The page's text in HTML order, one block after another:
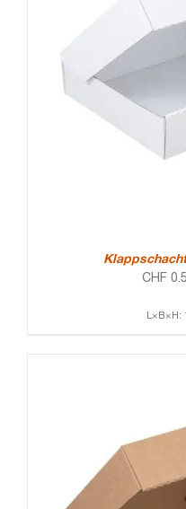
CHF
L×B×H: